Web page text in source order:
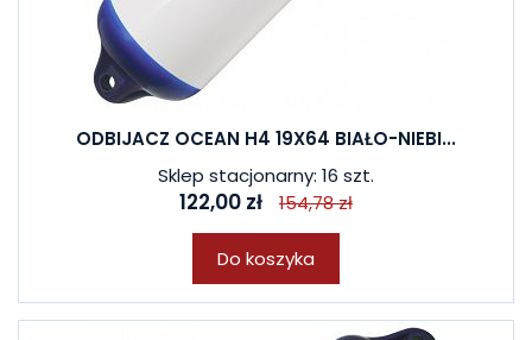
ODBIJACZ OCEAN H4 19X64 BIAŁO-NIEBI...
Sklep stacjonarny: 16 szt.
122,00 zł 154,78 zł
Do koszyka